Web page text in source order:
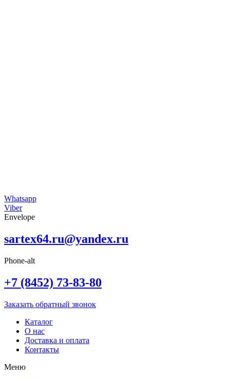
Whatsapp
Viber
Envelope
sartex64.ru@yandex.ru
Phone-alt
+7 (8452) 73-83-80
Заказать обратный звонок
Каталог
О нас
Доставка и оплата
Контакты
Меню